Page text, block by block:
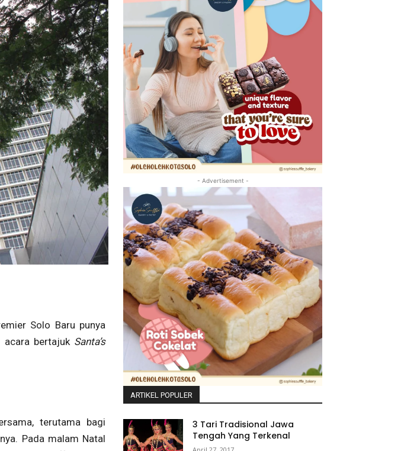
Solo Baru punya
acara bertajuk Santa’s
terutama bagi
Pada malam Natal
- Advertisement -
ARTIKEL POPULER
3 Tari Tradisional Jawa
Tengah Yang Terkenal